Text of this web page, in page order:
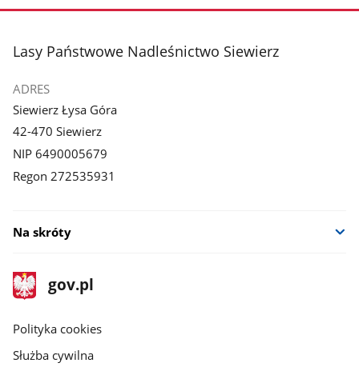
stopka
Lasy Państwowe Nadleśnictwo Siewierz
ADRES
Siewierz Łysa Góra
42-470 Siewierz
NIP 6490005679
Regon 272535931
Na skróty
stopka
gov.pl
Strona
gov.pl
gov.pl
Polityka cookies
Służba cywilna